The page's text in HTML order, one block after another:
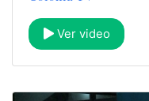
Ver video